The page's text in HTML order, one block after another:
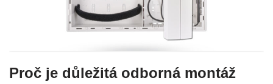
Proč je důležitá odborná montáž